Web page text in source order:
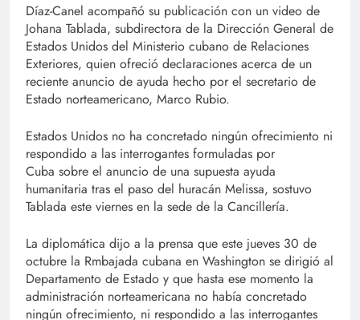
Díaz-Canel acompañó su publicación con un video de
Johana Tablada, subdirectora de la Dirección General de
Estados Unidos del Ministerio cubano de Relaciones
Exteriores, quien ofreció declaraciones acerca de un
reciente anuncio de ayuda hecho por el secretario de
Estado norteamericano, Marco Rubio.
Estados Unidos no ha concretado ningún ofrecimiento ni
respondido a las interrogantes formuladas por
Cuba sobre el anuncio de una supuesta ayuda
humanitaria tras el paso del huracán Melissa, sostuvo
Tablada este viernes en la sede de la Cancillería.
La diplomática dijo a la prensa que este jueves 30 de
octubre la Rmbajada cubana en Washington se dirigió al
Departamento de Estado y que hasta ese momento la
administración norteamericana no había concretado
ningún ofrecimiento, ni respondido a las interrogantes